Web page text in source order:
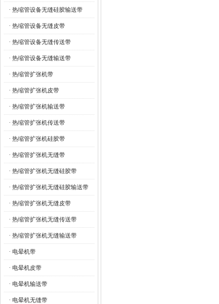
· 热缩管设备无缝硅胶输送带
· 热缩管设备无缝皮带
· 热缩管设备无缝传送带
· 热缩管设备无缝输送带
· 热缩管扩张机带
· 热缩管扩张机皮带
· 热缩管扩张机输送带
· 热缩管扩张机传送带
· 热缩管扩张机硅胶带
· 热缩管扩张机无缝带
· 热缩管扩张机无缝硅胶带
· 热缩管扩张机无缝硅胶输送带
· 热缩管扩张机无缝皮带
· 热缩管扩张机无缝传送带
· 热缩管扩张机无缝输送带
· 电晕机带
· 电晕机皮带
· 电晕机输送带
· 电晕机无缝带